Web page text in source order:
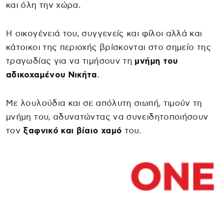
και όλη την χώρα.
Η οικογένειά του, συγγενείς και φίλοι αλλά και
κάτοικοι της περιοχής βρίσκονται στο σημείο της
τραγωδίας για να τιμήσουν τη μνήμη του
αδικοχαμένου Νικήτα.
Με λουλούδια και σε απόλυτη σιωπή, τιμούν τη
μνήμη του, αδυνατώντας να συνειδητοποιήσουν
τον ξαφνικό και βίαιο χαμό του.